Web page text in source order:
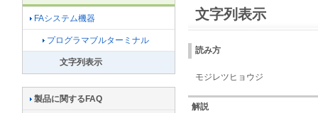
文字列表示
読み方
モジレツヒョウジ
解説
FAシステム機器
プログラマブルターミナル
文字列表示
製品に関するFAQ